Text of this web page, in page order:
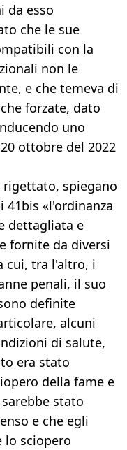
da esso
che le sue
con la
non le
e che temeva di
forzate, dato
uno
ottobre del 2022
rigettato, spiegano
«l'ordinanza
dettagliata e
fornite da diversi
cui, tra l'altro, i
penali, il suo
definite
alcuni
di salute,
era stato
della fame e
stato
e che egli
lo sciopero